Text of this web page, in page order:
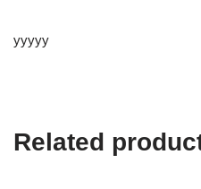
yyyyy
Related